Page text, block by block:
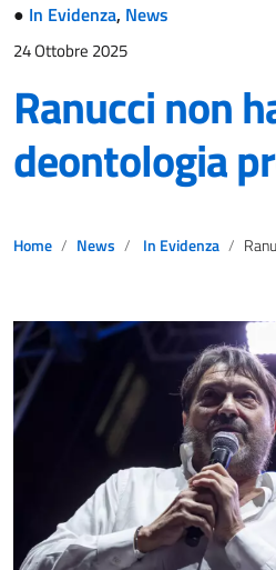
● In Evidenza, News
24 Ottobre 2025
Ranucci non
deontologia
Home News In Evidenza